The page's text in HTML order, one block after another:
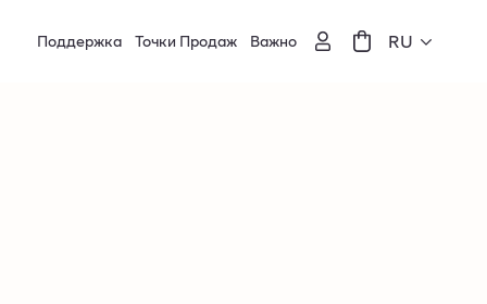
Поддержка Точки Продаж Важно RU